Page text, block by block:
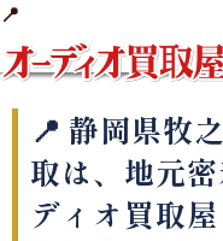
静岡県牧
取は、地元
ディオ買取屋